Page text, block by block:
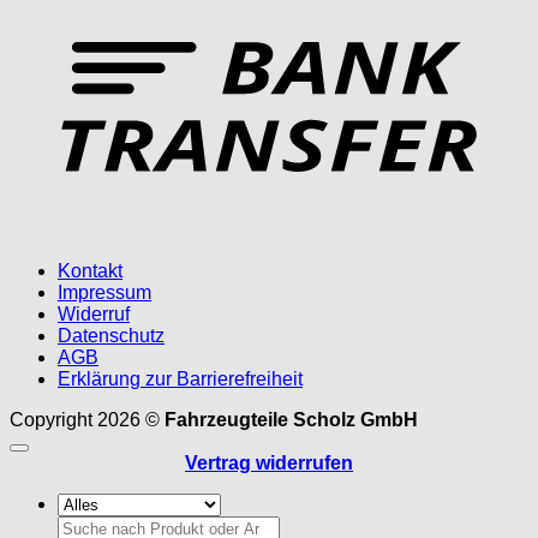
Kontakt
Impressum
Widerruf
Datenschutz
AGB
Erklärung zur Barrierefreiheit
Copyright 2026 © Fahrzeugteile Scholz GmbH
Vertrag widerrufen
Suchen